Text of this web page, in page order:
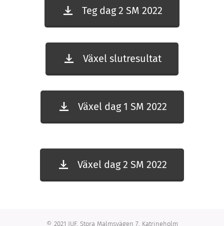
Teg dag 2 SM 2022
Växel slutresultat
Växel dag 1 SM 2022
Växel dag 2 SM 2022
© 2021 JUF, Stora Malmsvägen 7, Katrineholm